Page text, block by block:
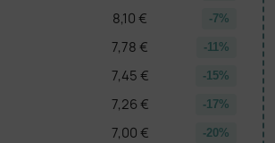
8,10 € -7%
7,78 € -11%
7,45 € -15%
7,26 € -17%
7,00 € -20%